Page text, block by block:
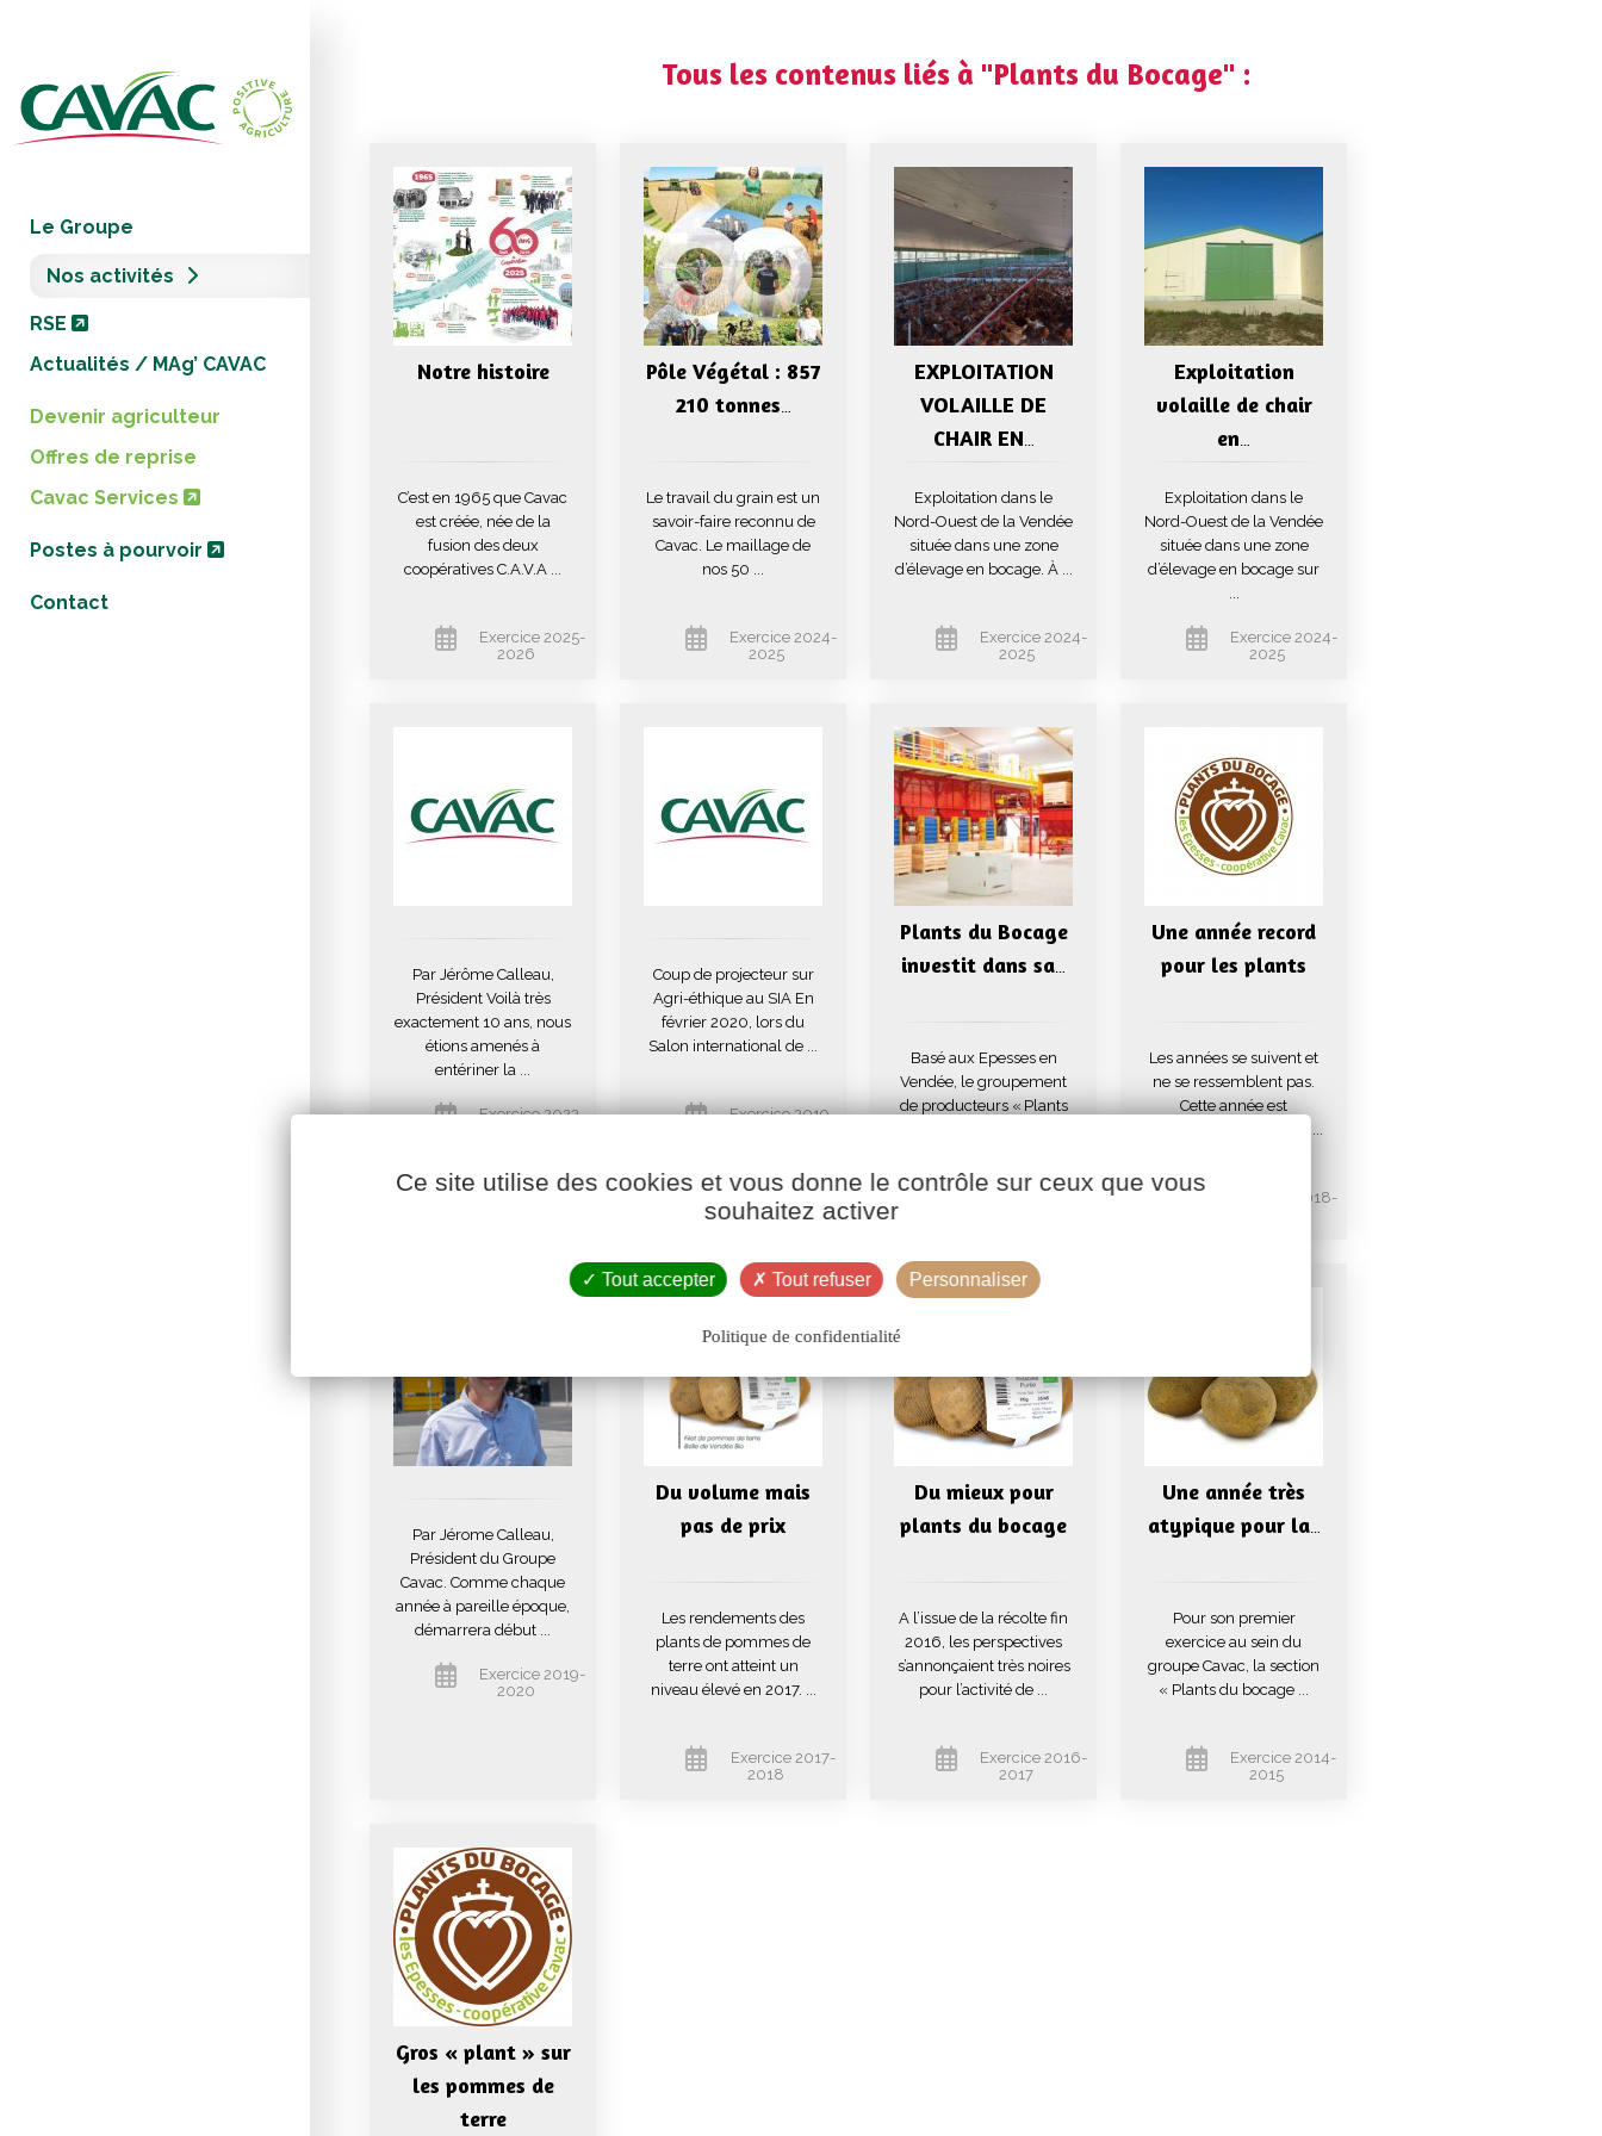
Le Groupe
Nos activités
RSE
Actualités / MAg’ CAVAC
Devenir agriculteur
Offres de reprise
Cavac Services
Postes à pourvoir
Contact
Tous les contenus liés à "Plants du Bocage" :
Notre histoire
C’est en 1965 que Cavac
est créée, née de la
fusion des deux
coopératives C.A.V.A ...
Exercice 2025-
2026
Pôle Végétal : 857
210 tonnes
Le travail du grain est un
savoir-faire reconnu de
Cavac. Le maillage de
nos 50 ...
Exercice 2024-
2025
EXPLOITATION
VOLAILLE DE
CHAIR EN
Exploitation dans le
Nord-Ouest de la Vendée
située dans une zone
d’élevage en bocage. À ...
Exercice 2024-
2025
Exploitation
volaille de chair
en
Exploitation dans le
Nord-Ouest de la Vendée
située dans une zone
d’élevage en bocage sur
...
Exercice 2024-
2025
Par Jérôme Calleau,
Président Voilà très
exactement 10 ans, nous
étions amenés à
entériner la ...
Exercice 2023-
Coup de projecteur sur
Agri-éthique au SIA En
février 2020, lors du
Salon international de ...
Exercice 2019-
Plants du Bocage
investit dans sa
Basé aux Epesses en
Vendée, le groupement
de producteurs « Plants
Une année record
pour les plants
Les années se suivent et
ne se ressemblent pas.
Cette année est
beaucoup plus positive ...
Exercice 2018-
Par Jérome Calleau,
Président du Groupe
Cavac. Comme chaque
année à pareille époque,
démarrera début ...
Exercice 2019-
2020
Du volume mais
pas de prix
Les rendements des
plants de pommes de
terre ont atteint un
niveau élevé en 2017. ...
Exercice 2017-
2018
Du mieux pour
plants du bocage
A l’issue de la récolte fin
2016, les perspectives
s’annonçaient très noires
pour l’activité de ...
Exercice 2016-
2017
Une année très
atypique pour la…
Pour son premier
exercice au sein du
groupe Cavac, la section
« Plants du bocage ...
Exercice 2014-
2015
Gros « plant » sur
les pommes de
terre
Ce site utilise des cookies et vous donne le contrôle sur ceux que vous
souhaitez activer
Tout accepter Tout refuser Personnaliser
Politique de confidentialité